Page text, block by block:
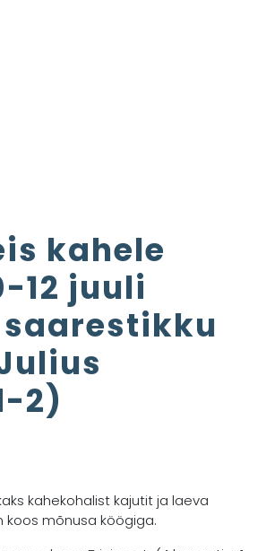
kahele
12 juuli
saarestikku
2)
kahekohalist kajutit ja laeva
mõnusa köögiga.